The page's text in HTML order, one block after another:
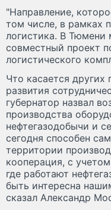
"Направление,
том числе, в рамках
логистика. В
совместный проект
логистического
Что касается других
развития
губернатор назвал
производства
нефтегазодобычи и
сегодня способен
территории
кооперация, с
где работают
быть интересна
сказал Александр